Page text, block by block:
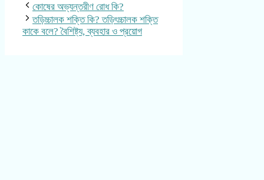
কোষের অভ্যন্তরীণ রোধ কি?
তড়িচ্চালক শক্তি কি? তড়িৎচ্চালক শক্তি
কাকে বলে? বৈশিষ্ট্য, ব্যবহার ও প্রয়োগ